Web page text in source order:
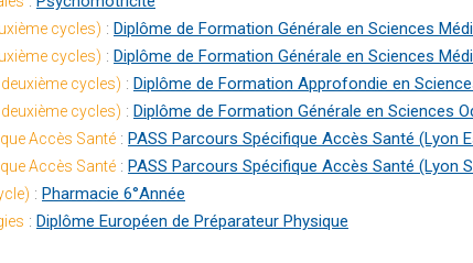
cycles) : Diplôme de Formation Générale en Sciences
cycles) : Diplôme de Formation Générale en Sciences
cycles) : Diplôme de Formation Approfondie en
cycles) : Diplôme de Formation Générale en Sciences
Accès Santé : PASS Parcours Spécifique Accès Santé (Lyon
Accès Santé : PASS Parcours Spécifique Accès Santé (Lyon
: Pharmacie 6°Année
: Diplôme Européen de Préparateur Physique